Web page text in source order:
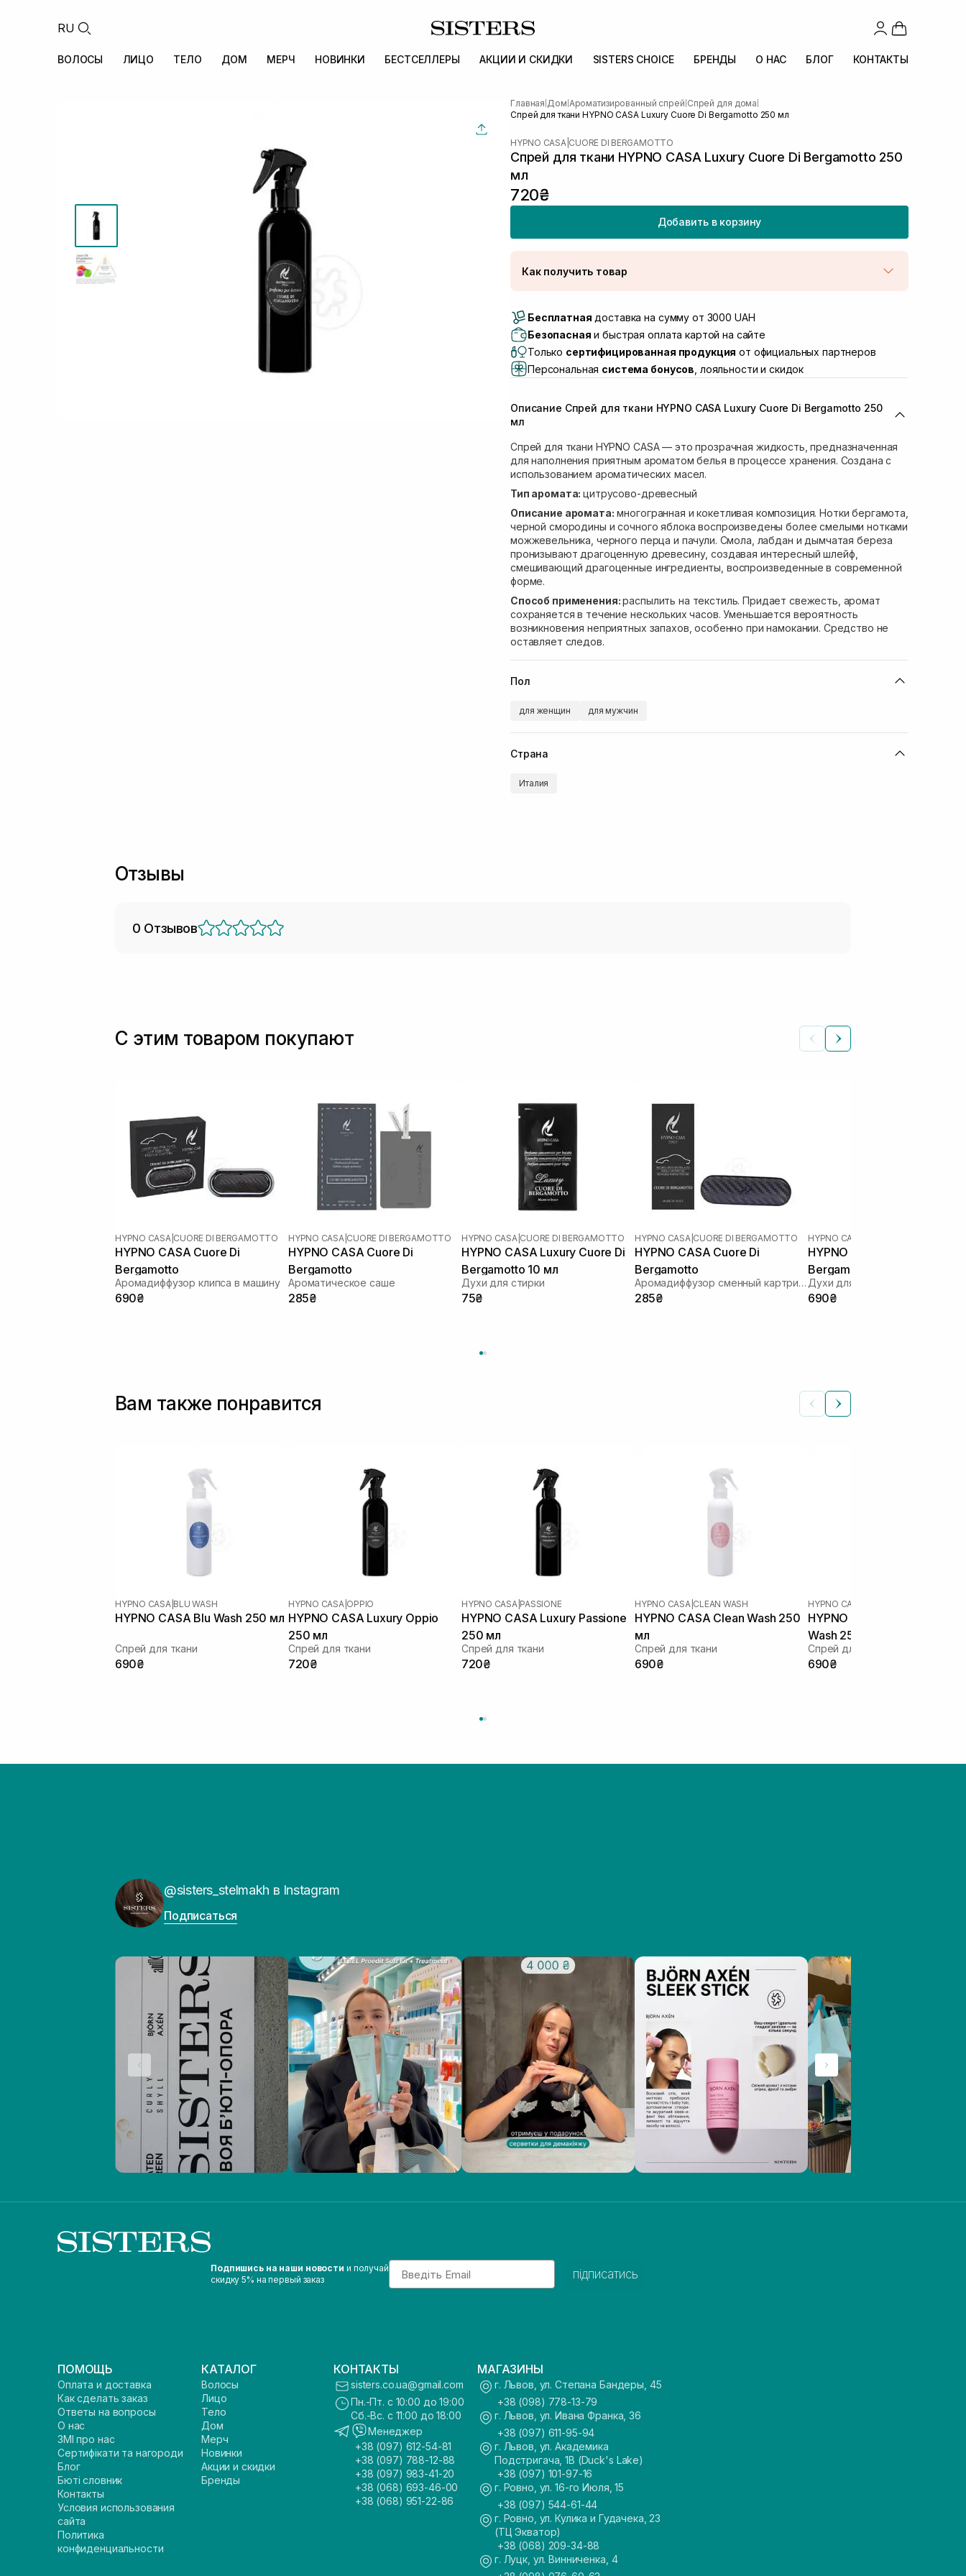
RU
ВОЛОСЫ ЛИЦО ТЕЛО ДОМ МЕРЧ НОВИНКИ БЕСТСЕЛЛЕРЫ АКЦИИ И СКИДКИ SISTERS CHOICE БРЕНДЫ О НАС БЛОГ КОНТАКТЫ
Главная Дом Ароматизированный спрей Спрей для дома
Спрей для ткани HYPNO CASA Luxury Cuore Di Bergamotto 250 мл
HYPNO CASA| CUORE DI BERGAMOTTO
Спрей для ткани HYPNO CASA Luxury Cuore Di Bergamotto 250
мл
720₴
Добавить в корзину
Как получить товар
Самовывоз г. Луцк, Винниченка 4
Самовывоз г. Львов, ул. Академика Подстригача, 1В (Duck's
Самовывоз Львов (Ивана Франко 36) В наличии
Самовывоз г. Львов ул. Степана Бандеры 43 В наличии
Самовывоз г. Ровно, ул. Кулика и Гудачека 23 (ТЦ Экватор) В наличии
Бесплатная доставка на сумму от 3000 UAH
Безопасная и быстрая оплата картой на сайте
Только сертифицированная продукция от официальных партнеров
Персональная система бонусов , лояльности и скидок
Описание Спрей для ткани HYPNO CASA Luxury Cuore Di Bergamotto 250
мл
Спрей для ткани HYPNO CASA — это прозрачная жидкость, предназначенная
для наполнения приятным ароматом белья в процессе хранения. Создана с
использованием ароматических масел.
Тип аромата:цитрусово-древесный
Описание аромата: многогранная и кокетливая композиция. Нотки бергамота,
черной смородины и сочного яблока воспроизведены более смелыми нотками
можжевельника, черного перца и пачули. Смола, лабдан и дымчатая береза ​​
пронизывают драгоценную древесину, создавая интересный шлейф,
смешивающий драгоценные ингредиенты, воспроизведенные в современной
форме.
Способ применения:распылить на текстиль. Придает свежесть, аромат
сохраняется в течение нескольких часов. Уменьшается вероятность
возникновения неприятных запахов, особенно при намокании. Средство не
оставляет следов.
Пол
для женщин для мужчин
Страна
Италия
Отзывы
0 Отзывов
С этим товаром покупают
HYPNO CASA| CUORE DI BERGAMOTTO
HYPNO CASA Cuore Di
Bergamotto
Аромадиффузор клипса в машину
690₴
HYPNO CASA| CUORE DI BERGAMOTTO
HYPNO CASA Cuore Di
Bergamotto
Ароматическое саше
285₴
HYPNO CASA| CUORE DI BERGAMOTTO
HYPNO CASA Luxury Cuore Di
Bergamotto 10 мл
Духи для стирки
75₴
HYPNO CASA| CUORE DI BERGAMOTTO
HYPNO CASA Cuore Di
Bergamotto
Аромадиффузор сменный картридж
285₴
HYPNO CASA
HYPNO CASA Luxury Cuore
Bergamotto 100 мл
Духи для стирки
690₴
Вам также понравится
HYPNO CASA BLU WASH
HYPNO CASA Blu Wash 250 мл
Спрей для ткани
690₴
HYPNO CASA OPPIO
HYPNO CASA Luxury Oppio
250 мл
Спрей для ткани
720₴
HYPNO CASA PASSIONE
HYPNO CASA Luxury Passione
250 мл
Спрей для ткани
720₴
HYPNO CASA CLEAN WASH
HYPNO CASA Clean Wash 250
мл
Спрей для ткани
690₴
HYPNO CASA
HYPNO CASA Fior Di Talco
Wash 250 мл
Спрей для ткани
690₴
@sisters_stelmakh в Instagram
Подписаться
Подпишись на наши новости и получай
скидку 5% на первый заказ
Email
підписатись
ПОМОЩЬ
Оплата и доставка
Как сделать заказ
Ответы на вопросы
О нас
ЗМІ про нас
Сертифікати та нагороди
Блог
Бюті словник
Контакты
Условия использования
сайта
Политика
конфиденциальности
КАТАЛОГ
Волосы
Лицо
Тело
Дом
Мерч
Новинки
Акции и скидки
Бренды
КОНТАКТЫ
sisters.co.ua@gmail.com
Пн.-Пт. с 10:00 до 19:00
Сб.-Вс. с 11:00 до 18:00
Менеджер
+38 (097) 612-54-81
+38 (097) 788-12-88
+38 (097) 983-41-20
+38 (068) 693-46-00
+38 (068) 951-22-86
МАГАЗИНЫ
г. Львов, ул. Степана Бандеры, 45
+38 (098) 778-13-79
г. Львов, ул. Ивана Франка, 36
+38 (097) 611-95-94
г. Львов, ул. Академика
Подстригача, 1В (Duck's Lake)
+38 (097) 101-97-16
г. Ровно, ул. 16-го Июля, 15
+38 (097) 544-61-44
г. Ровно, ул. Кулика и Гудачека, 23
(ТЦ Экватор)
+38 (068) 209-34-88
г. Луцк, ул. Винниченка, 4